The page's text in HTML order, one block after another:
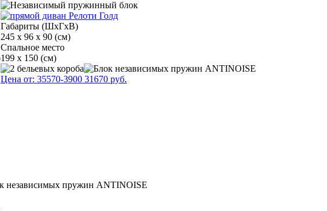
Габариты (ШхГхВ)
245 х 96 х 90 (см)
Спальное место
199 х 150 (см)
Цена от: 35570-3900 31670 руб.